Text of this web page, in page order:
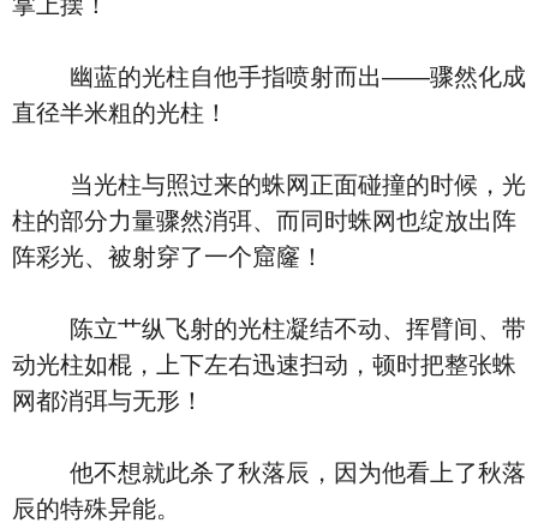
幽蓝的光柱自他手指喷射而出――骤然化成
直径半米粗的光柱！
当光柱与照过来的蛛网正面碰撞的时候，光
柱的部分力量骤然消弭、而同时蛛网也绽放出阵
阵彩光、被射穿了一个窟窿！
陈立艹纵飞射的光柱凝结不动、挥臂间、带
动光柱如棍，上下左右迅速扫动，顿时把整张蛛
网都消弭与无形！
他不想就此杀了秋落辰，因为他看上了秋落
辰的特殊异能。